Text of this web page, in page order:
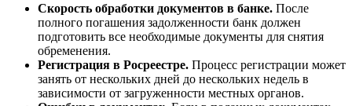
Скорость обработки документов в банке. После
полного погашения задолженности банк должен
подготовить все необходимые документы для снятия
обременения.
Регистрация в Росреестре. Процесс регистрации может
занять от нескольких дней до нескольких недель в
зависимости от загруженности местных органов.